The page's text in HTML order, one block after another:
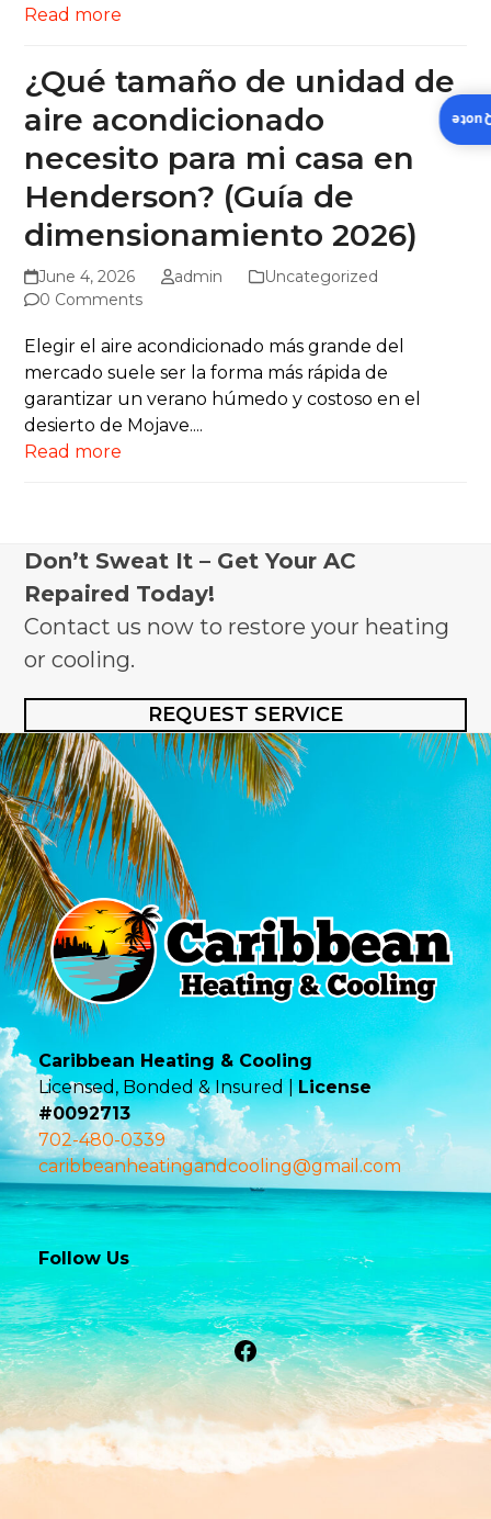
Read more
¿Qué tamaño de unidad de
aire acondicionado
necesito para mi casa en
Henderson? (Guía de
dimensionamiento 2026)
June 4, 2026 admin
Uncategorized
0 Comments
Elegir el aire acondicionado más grande del
mercado suele ser la forma más rápida de
garantizar un verano húmedo y costoso en el
desierto de Mojave....
Read more
Don’t Sweat It – Get Your AC
Repaired Today!
Contact us now to restore your heating
or cooling.
REQUEST SERVICE
Caribbean Heating & Cooling
Licensed, Bonded & Insured |License
#0092713
702-480-0339
caribbeanheatingandcooling@gmail.com
Follow Us
Facebook